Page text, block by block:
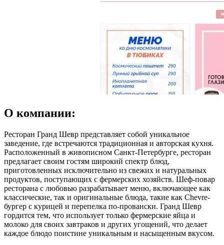
О компании:
Ресторан Гранд Шевр представляет собой уникальное
заведение, где встречаются традиционная и авторская кухня.
Расположенный в живописном Санкт-Петербурге, ресторан
предлагает своим гостям широкий спектр блюд,
приготовленных исключительно из свежих и натуральных
продуктов, поступающих с фермерских хозяйств. Шеф-повар
ресторана с любовью разрабатывает меню, включающее как
классические, так и оригинальные блюда, такие как Chevre-
бургер с курицей и перепелка по-провански. Гранд Шевр
гордится тем, что использует только фермерские яйца и
молоко для своих завтраков и других угощений, что делает
каждое блюдо поистине уникальным и насыщенным вкусом.